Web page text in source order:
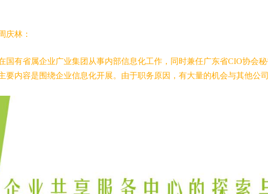
庆林：
国有省属企业广业集团从事内部信息化工作，同时兼任广东省CIO协会
要内容是围绕企业信息化开展。由于职务原因，有大量的机会与其他公